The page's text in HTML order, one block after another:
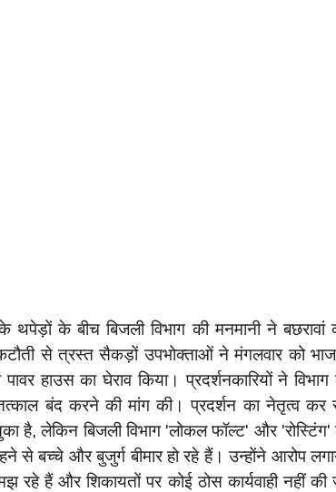
थपेड़ों के बीच बिजली विभाग की मनमानी ने बछरावां
से त्रस्त सैकड़ों उपभोक्ताओं ने मंगलवार को
हाउस का घेराव किया। प्रदर्शनकारियों ने
बंद करने की मांग की। प्रदर्शन का नेतृत्व कर
है, लेकिन बिजली विभाग 'लोकल फॉल्ट' और
से बच्चे और बुजुर्ग बीमार हो रहे हैं। उन्होंने आरोप
रहे हैं और शिकायतों पर कोई ठोस कार्यवाही नहीं की